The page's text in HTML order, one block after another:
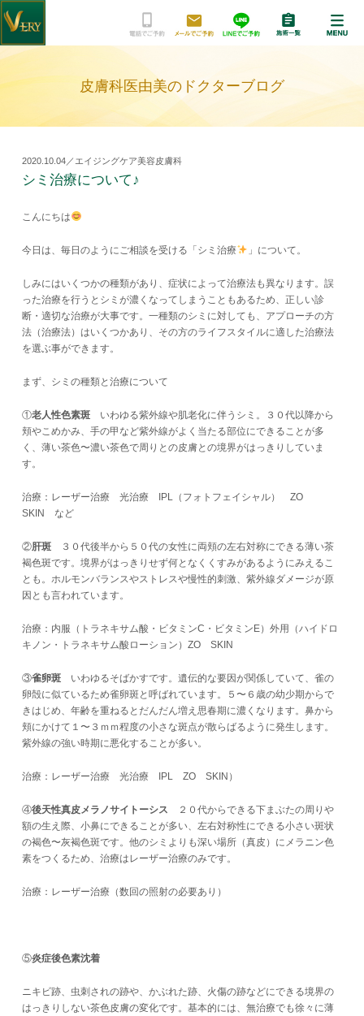
皮膚科医由美のドクターブログ
2020.10.04／エイジングケア美容皮膚科
シミ治療について♪
こんにちは
今日は、毎日のようにご相談を受ける「シミ治療 」について。
しみにはいくつかの種類があり、症状によって治療法も異なります。誤
った治療を行うとシミが濃くなってしまうこともあるため、正しい診
断・適切な治療が大事です。一種類のシミに対しても、アプローチの方
法（治療法）はいくつかあり、その方のライフスタイルに適した治療法
を選ぶ事ができます。
まず、シミの種類と治療について
①老人性色素斑 いわゆる紫外線や肌老化に伴うシミ。３０代以降から
頬やこめかみ、手の甲など紫外線がよく当たる部位にできることが多
く、薄い茶色〜濃い茶色で周りとの皮膚との境界がはっきりしていま
す。
治療：レーザー治療 光治療 IPL（フォトフェイシャル） ZO
SKIN など
②肝斑 ３０代後半から５０代の女性に両頬の左右対称にできる薄い茶
褐色斑です。境界がはっきりせず何となくくすみがあるようにみえるこ
とも。ホルモンバランスやストレスや慢性的刺激、紫外線ダメージが原
因とも言われています。
治療：内服（トラネキサム酸・ビタミンC・ビタミンE）外用（ハイドロ
キノン・トラネキサム酸ローション）ZO SKIN
③雀卵斑 いわゆるそばかすです。遺伝的な要因が関係していて、雀の
卵殻に似ているため雀卵斑と呼ばれています。５〜６歳の幼少期からで
きはじめ、年齢を重ねるとだんだん増え思春期に濃くなります。鼻から
頬にかけて１〜３ｍｍ程度の小さな斑点が散らばるように発生します。
紫外線の強い時期に悪化することが多い。
治療：レーザー治療 光治療 IPL ZO SKIN）
④後天性真皮メラノサイトーシス ２０代からできる下まぶたの周りや
額の生え際、小鼻にできることが多い、左右対称性にできる小さい斑状
の褐色〜灰褐色斑です。他のシミよりも深い場所（真皮）にメラニン色
素をつくるため、治療はレーザー治療のみです。
治療：レーザー治療（数回の照射の必要あり）
⑤炎症後色素沈着
ニキビ跡、虫刺されの跡や、かぶれた跡、火傷の跡などにできる境界の
はっきりしない茶色皮膚の変化です。基本的には、無治療でも徐々に薄